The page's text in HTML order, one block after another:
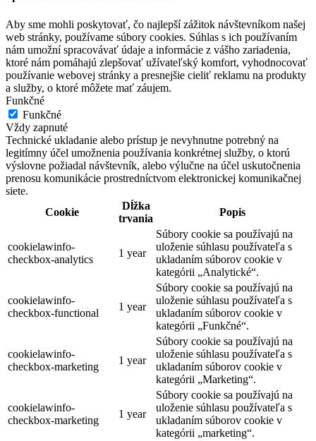
Aby sme mohli poskytovať, čo najlepší zážitok návštevníkom našej
web stránky, používame súbory cookies. Súhlas s ich používaním
nám umožní spracovávať údaje a informácie z vášho zariadenia,
ktoré nám pomáhajú zlepšovať užívateľský komfort, vyhodnocovať
používanie webovej stránky a presnejšie cieliť reklamu na produkty
a služby, o ktoré môžete mať záujem.
Funkčné
Funkčné
Vždy zapnuté
Technické ukladanie alebo prístup je nevyhnutne potrebný na
legitímny účel umožnenia používania konkrétnej služby, o ktorú
výslovne požiadal návštevník, alebo výlučne na účel uskutočnenia
prenosu komunikácie prostredníctvom elektronickej komunikačnej
siete.
Cookie
Dĺžka
trvania
Popis
cookielawinfo-
checkbox-analytics
1 year
Súbory cookie sa používajú na
uloženie súhlasu používateľa s
ukladaním súborov cookie v
kategórii „Analytické“.
cookielawinfo-
checkbox-functional
1 year
Súbory cookie sa používajú na
uloženie súhlasu používateľa s
ukladaním súborov cookie v
kategórii „Funkčné“.
cookielawinfo-
checkbox-marketing
1 year
Súbory cookie sa používajú na
uloženie súhlasu používateľa s
ukladaním súborov cookie v
kategórii „Marketing“.
cookielawinfo-
checkbox-marketing
1 year
Súbory cookie sa používajú na
uloženie súhlasu používateľa s
ukladaním súborov cookie v
kategórii „marketing“.